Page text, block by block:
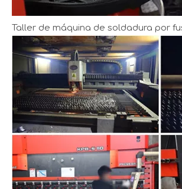
Taller de máquina de soldadura por